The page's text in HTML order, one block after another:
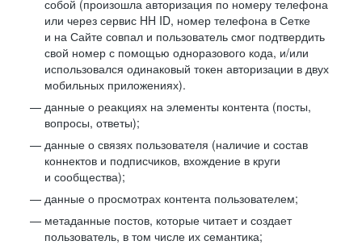
собой (произошла авторизация по номеру телефона
или через сервис HH ID, номер телефона в Сетке
и на Сайте совпал и пользователь смог подтвердить
свой номер с помощью одноразового кода, и/или
использовался одинаковый токен авторизации в двух
мобильных приложениях).
данные о реакциях на элементы контента (посты,
вопросы, ответы);
данные о связях пользователя (наличие и состав
коннектов и подписчиков, вхождение в круги
и сообщества);
данные о просмотрах контента пользователем;
метаданные постов, которые читает и создает
пользователь, в том числе их семантика;